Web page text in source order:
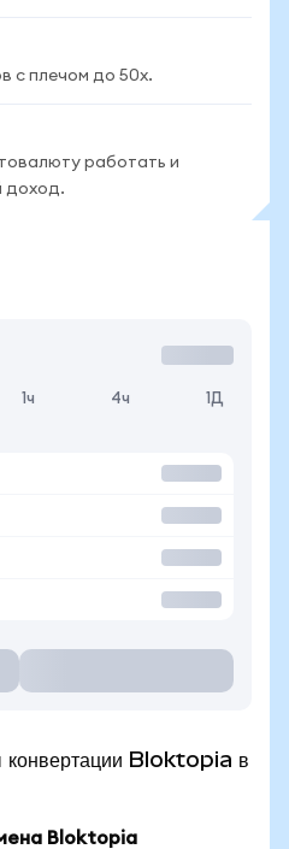
с плечом до 50x.
работать и
доход.
1ч 4ч 1Д
конвертации Bloktopia в
Bloktopia